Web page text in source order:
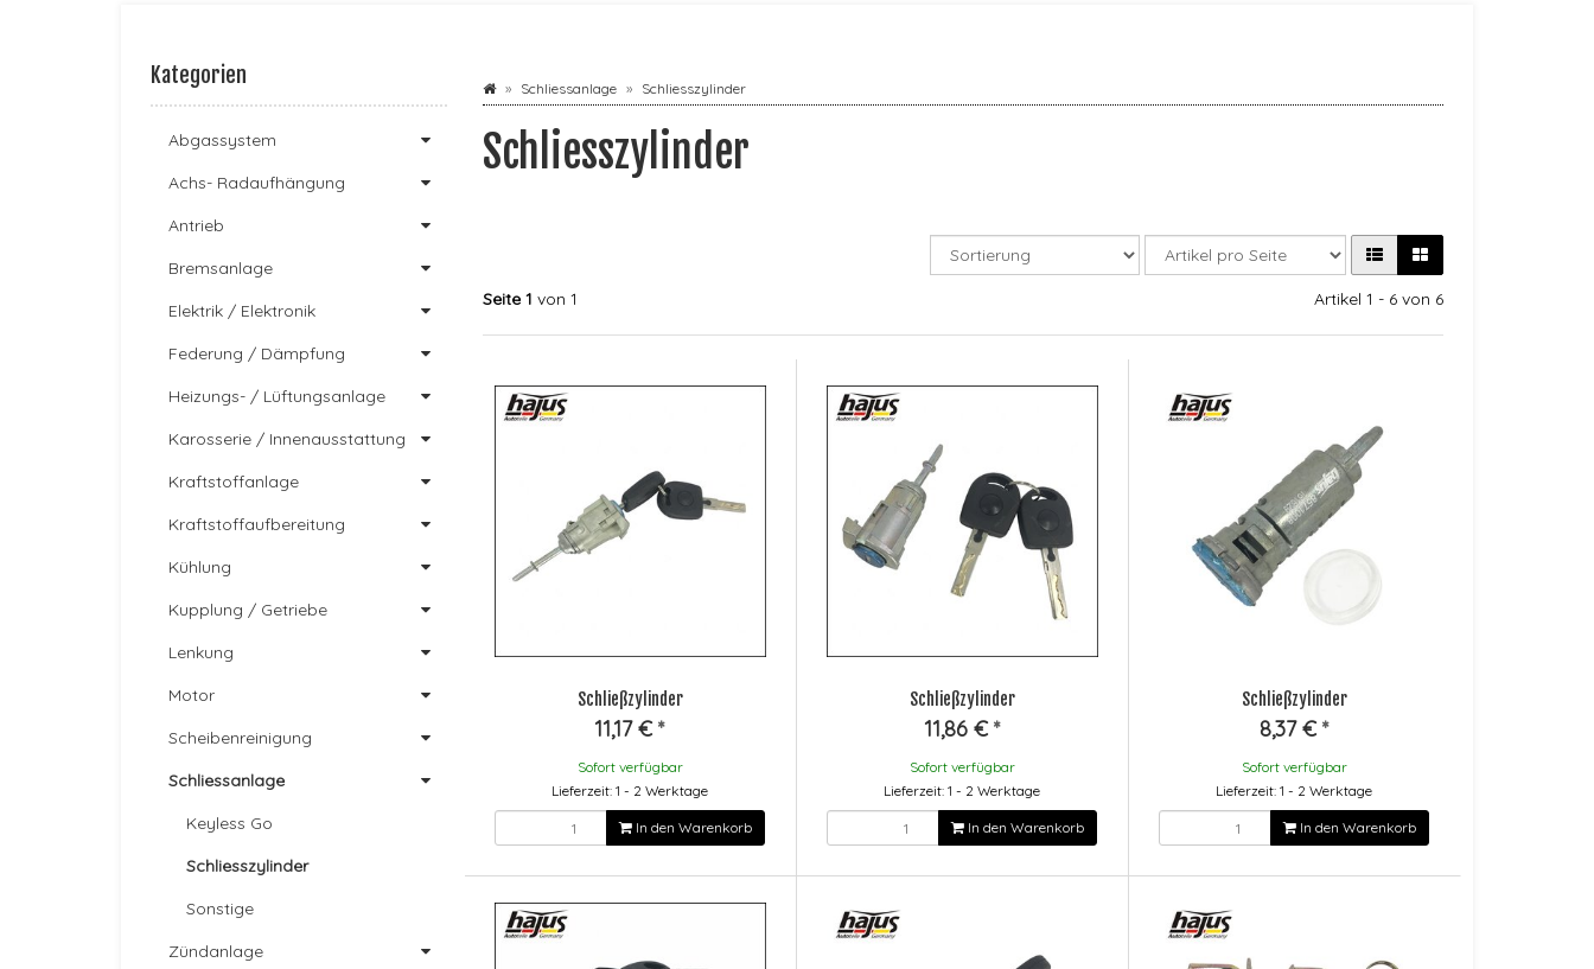
Schliessanlage Schliesszylinder
Schliesszylinder
Seite 1 von 1 Artikel 1 - 6 von 6
Schließzylinder
11,17 € *
Sofort verfügbar
Lieferzeit: 1 - 2 Werktage
In den Warenkorb
Schließzylinder
11,86 € *
Sofort verfügbar
Lieferzeit: 1 - 2 Werktage
In den Warenkorb
Schließzylinder
8,37 € *
Sofort verfügbar
Lieferzeit: 1 - 2 Werktage
In den Warenkorb
Kategorien
Abgassystem
Achs- Radaufhängung
Antrieb
Bremsanlage
Elektrik / Elektronik
Federung / Dämpfung
Heizungs- / Lüftungsanlage
Karosserie / Innenausstattung
Kraftstoffanlage
Kraftstoffaufbereitung
Kühlung
Kupplung / Getriebe
Lenkung
Motor
Scheibenreinigung
Schliessanlage
Keyless Go
Schliesszylinder
Sonstige
Zündanlage